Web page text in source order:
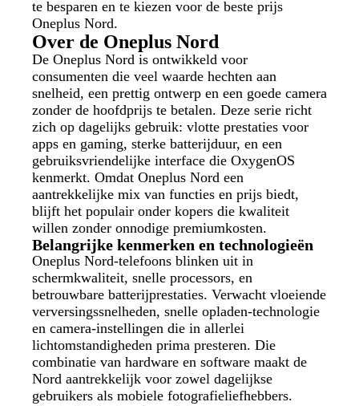
te besparen en te kiezen voor de beste prijs
Oneplus Nord.
Over de Oneplus Nord
De Oneplus Nord is ontwikkeld voor
consumenten die veel waarde hechten aan
snelheid, een prettig ontwerp en een goede camera
zonder de hoofdprijs te betalen. Deze serie richt
zich op dagelijks gebruik: vlotte prestaties voor
apps en gaming, sterke batterijduur, en een
gebruiksvriendelijke interface die OxygenOS
kenmerkt. Omdat Oneplus Nord een
aantrekkelijke mix van functies en prijs biedt,
blijft het populair onder kopers die kwaliteit
willen zonder onnodige premiumkosten.
Belangrijke kenmerken en technologieën
Oneplus Nord-telefoons blinken uit in
schermkwaliteit, snelle processors, en
betrouwbare batterijprestaties. Verwacht vloeiende
verversingssnelheden, snelle opladen-technologie
en camera-instellingen die in allerlei
lichtomstandigheden prima presteren. Die
combinatie van hardware en software maakt de
Nord aantrekkelijk voor zowel dagelijkse
gebruikers als mobiele fotografieliefhebbers.